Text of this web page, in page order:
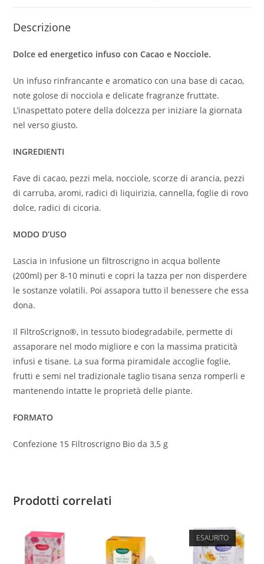
Descrizione
Dolce ed energetico infuso con Cacao e Nocciole.
Un infuso rinfrancante e aromatico con una base di cacao,
note golose di nocciola e delicate fragranze fruttate.
L’inaspettato potere della dolcezza per iniziare la giornata
nel verso giusto.
INGREDIENTI
Fave di cacao, pezzi mela, nocciole, scorze di arancia, pezzi
di carruba, aromi, radici di liquirizia, cannella, foglie di rovo
dolce, radici di cicoria.
MODO D’USO
Lascia in infusione un filtroscrigno in acqua bollente
(200ml) per 8-10 minuti e copri la tazza per non disperdere
le sostanze volatili. Poi assapora tutto il benessere che essa
dona.
Il FiltroScrigno®, in tessuto biodegradabile, permette di
assaporare nel modo migliore e con la massima praticità
infusi e tisane. La sua forma piramidale accoglie foglie,
frutti e semi nel tradizionale taglio tisana senza romperli e
mantenendo intatte le proprietà delle piante.
FORMATO
Confezione 15 Filtroscrigno Bio da 3,5 g
Prodotti correlati
ESAURITO